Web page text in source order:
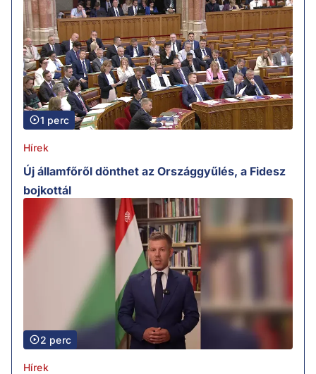
1 perc
Hírek
Új államfőről dönthet az Országgyűlés, a Fidesz
bojkottál
2 perc
Hírek